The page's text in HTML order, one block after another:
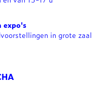
expo's
in grote zaal